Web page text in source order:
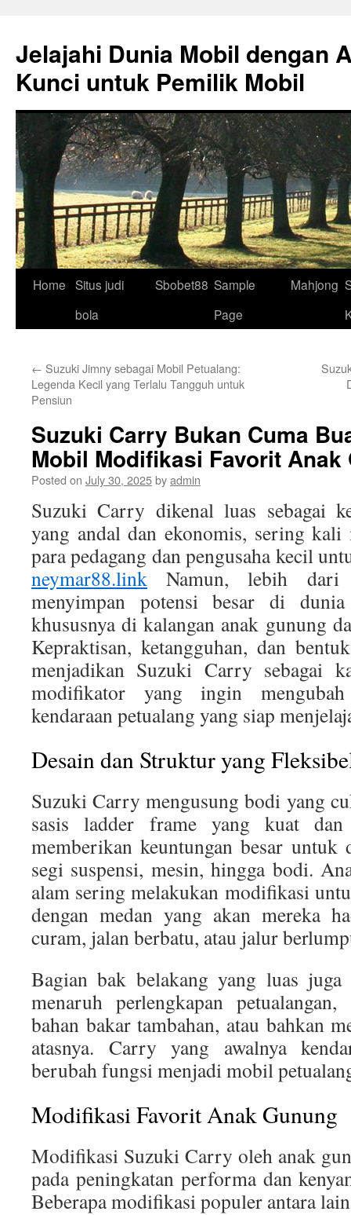
content
Jelajahi Dunia Mobil dengan
Kunci untuk Pemilik Mobil
Home Situs judi
bola
Sbobet88 Sample
Page
Mahjong
← Suzuki Jimny sebagai Mobil Petualang:
Legenda Kecil yang Terlalu Tangguh untuk
Pensiun
Suzuki Carry Bukan Cuma
Mobil Modifikasi Favorit Anak
Posted on July 30, 2025byadmin
Suzuki Carry dikenal luas sebagai
yang andal dan ekonomis, sering
para pedagang dan pengusaha kecil
neymar88.link Namun, lebih
menyimpan potensi besar di
khususnya di kalangan anak gunung
Kepraktisan, ketangguhan, dan
menjadikan Suzuki Carry sebagai
modifikator yang ingin
kendaraan petualang yang siap
Desain dan Struktur yang
Suzuki Carry mengusung bodi yang
sasis ladder frame yang kuat
memberikan keuntungan besar
segi suspensi, mesin, hingga bodi.
alam sering melakukan modifikasi
dengan medan yang akan mereka
curam, jalan berbatu, atau jalur
Bagian bak belakang yang luas
menaruh perlengkapan
bahan bakar tambahan, atau bahkan
atasnya. Carry yang awalnya
berubah fungsi menjadi mobil
Modifikasi Favorit Anak Gunung
Modifikasi Suzuki Carry oleh anak
pada peningkatan performa dan
Beberapa modifikasi populer antara